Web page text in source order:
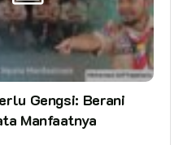
Gengsi: Berani
Manfaatnya